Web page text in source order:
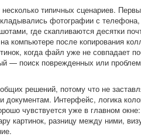
типичных сценариев.
фотографии с
где скапливаются десятки
компьютере после копирования
когда файл уже не совпадает
— поиск поврежденных или
решений, потому что не
Интерфейс, логика
чувствуется уже в главном
картинок, разницу между ними,